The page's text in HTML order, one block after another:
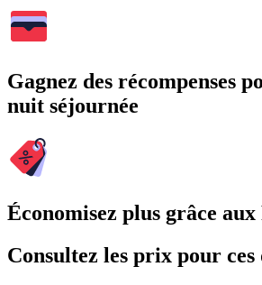
Gagnez des récompenses
nuit séjournée
Économisez plus grâce
Consultez les prix pour ces